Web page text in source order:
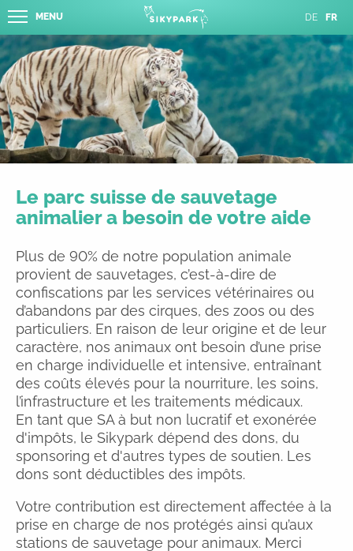
MENU DE FR
Le parc suisse de sauvetage
animalier a besoin de votre aide
Plus de 90% de notre population animale
provient de sauvetages, c’est-à-dire de
confiscations par les services vétérinaires ou
d’abandons par des cirques, des zoos ou des
particuliers. En raison de leur origine et de leur
caractère, nos animaux ont besoin d’une prise
en charge individuelle et intensive, entraînant
des coûts élevés pour la nourriture, les soins,
l’infrastructure et les traitements médicaux.
En tant que SA à but non lucratif et exonérée
d'impôts, le Sikypark dépend des dons, du
sponsoring et d'autres types de soutien. Les
dons sont déductibles des impôts.
Votre contribution est directement affectée à la
prise en charge de nos protégés ainsi qu’aux
stations de sauvetage pour animaux. Merci